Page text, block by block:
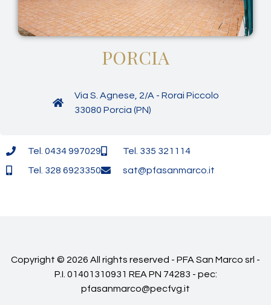
PORCIA
Via S. Agnese, 2/A - Rorai Piccolo
33080 Porcia (PN)
Tel. 0434 997029
Tel. 335 321114
Tel. 328 6923350
sat@pfasanmarco.it
Copyright © 2026 All rights reserved - PFA San Marco srl -
P.I. 01401310931 REA PN 74283 - pec:
pfasanmarco@pecfvg.it